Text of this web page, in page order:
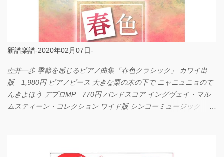
新譜楽譜-2020年02月07日-
壺井一歩 季節を感じるピアノ曲集「春色クラシック」 カワイ出
版 1,980円 ピアノピース 大きな栗の木の下で ニャニュニョのて
んきよほう デプロMP 770円 バンドスコア イングヴェイ・マル
ムスティーン・コレクション ワイド版 シンコーミュージック